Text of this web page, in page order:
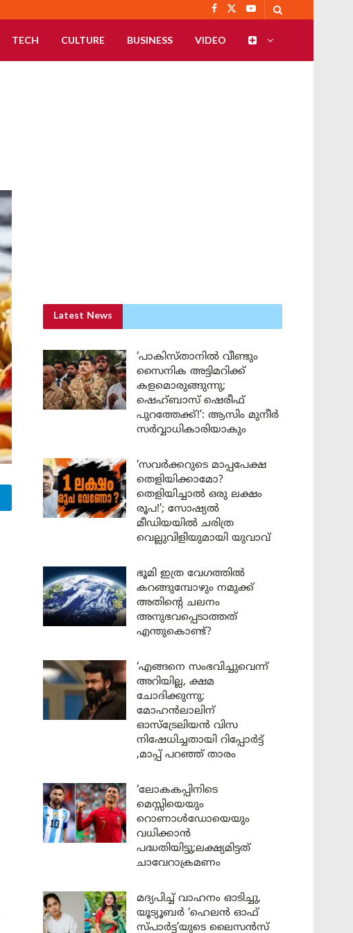
TECH CULTURE BUSINESS VIDEO
Latest News
‘പാകിസ്താനിൽ വീണ്ടും
സൈനിക അട്ടിമറിക്ക്
കളമൊരുങ്ങുന്നു;
ഷെഹ്ബാസ് ഷെരീഫ്
പുറത്തേക്ക്!’: ആസിം മുനീർ
സർവ്വാധികാരിയാകും
‘സവർക്കറുടെ മാപ്പപേക്ഷ
തെളിയിക്കാമോ?
തെളിയിച്ചാൽ ഒരു ലക്ഷം
രൂപ!’; സോഷ്യൽ
മീഡിയയിൽ ചരിത്ര
വെല്ലുവിളിയുമായി യുവാവ്
ഭൂമി ഇത്ര വേഗത്തിൽ
കറങ്ങുമ്പോഴും നമുക്ക്
അതിന്റെ ചലനം
അനുഭവപ്പെടാത്തത്
എന്തുകൊണ്ട്?
‘എങ്ങനെ സംഭവിച്ചുവെന്ന്
അറിയില്ല, ക്ഷമ
ചോദിക്കുന്നു;
മോഹൻലാലിന്
ഓസ്ട്രേലിയൻ വിസ
നിഷേധിച്ചതായി റിപ്പോർട്ട്
,മാപ്പ് പറഞ്ഞ് താരം
‘ലോകകപ്പിനിടെ
മെസ്സിയെയും
റൊണാൾഡോയെയും
വധിക്കാൻ
പദ്ധതിയിട്ടു;ലക്ഷ്യമിട്ടത്
ചാവേറാക്രമണം
മദ്യപിച്ച് വാഹനം ഓടിച്ചു,
യൂട്യൂബർ ‘ഹെലൻ ഓഫ്
സ്പാർട്ട’യുടെ ലൈസൻസ്